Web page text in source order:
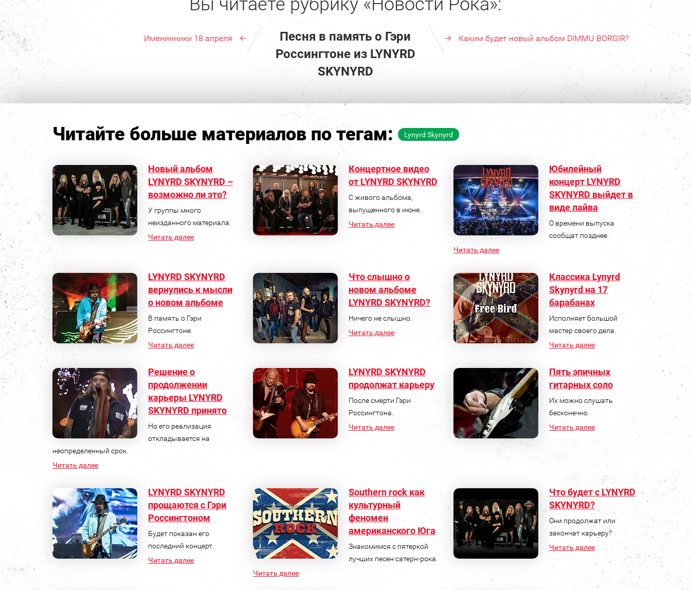
Именинники 18 апреля
Песня в память о Гэри
Россингтоне из LYNYRD
SKYNYRD
Каким будет новый альбом DIMMU BORGIR?
Читайте больше материалов по тегам: Lynyrd Skynyrd
Новый альбом
LYNYRD SKYNYRD –
возможно ли это?
У группы много
неизданного материала.
Читать далее
Концертное видео
от LYNYRD SKYNYRD
С живого альбома,
выпущенного в июне.
Читать далее
Юбилейный
концерт LYNYRD
SKYNYRD выйдет в
виде лайва
О времени выпуска
сообщат позднее.
Читать далее
LYNYRD SKYNYRD
вернулись к мысли
о новом альбоме
В память о Гэри
Россингтоне.
Читать далее
Что слышно о
новом альбоме
LYNYRD SKYNYRD?
Ничего не слышно.
Читать далее
Классика Lynyrd
Skynyrd на 17
барабанах
Исполняет большой
мастер своего дела.
Читать далее
Решение о
продолжении
карьеры LYNYRD
SKYNYRD принято
Но его реализация
откладывается на
неопределенный срок.
Читать далее
LYNYRD SKYNYRD
продолжат карьеру
После смерти Гэри
Россингтона.
Читать далее
Пять эпичных
гитарных соло
Их можно слушать
бесконечно.
Читать далее
LYNYRD SKYNYRD
прощаются с Гэри
Россингтоном
Будет показан его
последний концерт.
Читать далее
Southern rock как
культурный
феномен
американского Юга
Знакомимся с пятеркой
лучших песен сатерн-рока.
Читать далее
Что будет с LYNYRD
SKYNYRD?
Они продолжат или
закончат карьеру?
Читать далее